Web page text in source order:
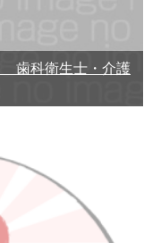
歯科衛生士・介護